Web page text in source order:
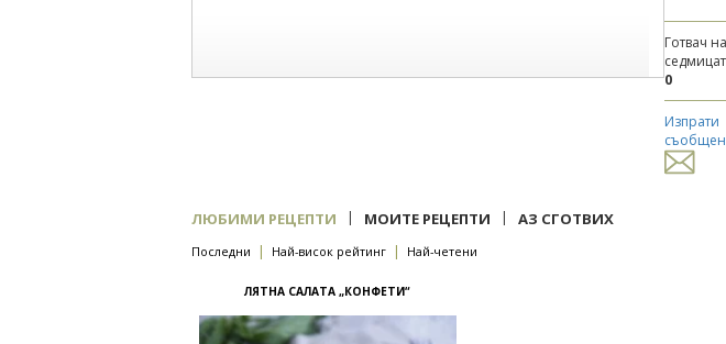
Готвач на
0
Изпрати
ЛЮБИМИ РЕЦЕПТИ | МОИТЕ РЕЦЕПТИ | АЗ СГОТВИХ
Последни | Най-висок рейтинг | Най-четени
ЛЯТНА САЛАТА „КОНФЕТИ“